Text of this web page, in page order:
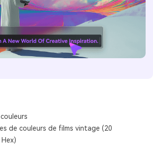
de couleurs de films vintage (20